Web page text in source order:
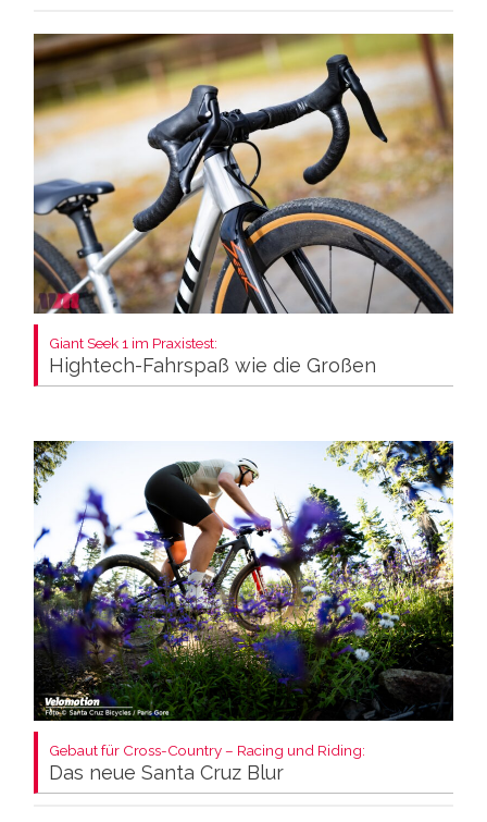
Giant Seek 1 im Praxistest:
Hightech-Fahrspaß wie die Großen
Gebaut für Cross-Country – Racing und Riding:
Das neue Santa Cruz Blur